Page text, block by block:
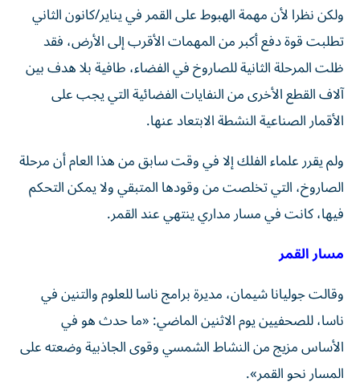
ولكن نظرا لأن مهمة الهبوط على القمر في يناير/كانون الثاني
تطلبت قوة دفع أكبر من المهمات الأقرب إلى الأرض، فقد
ظلت المرحلة الثانية للصاروخ في الفضاء، طافية بلا هدف بين
آلاف القطع الأخرى من النفايات الفضائية التي يجب على
الأقمار الصناعية النشطة الابتعاد عنها.
ولم يقرر علماء الفلك إلا في وقت سابق من هذا العام أن مرحلة
الصاروخ، التي تخلصت من وقودها المتبقي ولا يمكن التحكم
فيها، كانت في مسار مداري ينتهي عند القمر.
مسار القمر
وقالت جوليانا شيمان، مديرة برامج ناسا للعلوم والتنين في
ناسا، للصحفيين يوم الاثنين الماضي: «ما حدث هو في
الأساس مزيج من النشاط الشمسي وقوى الجاذبية وضعته على
المسار نحو القمر».